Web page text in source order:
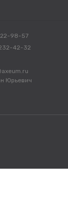
98-57
42-32
Юрьевич